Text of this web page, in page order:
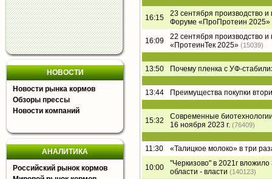
НОВОСТИ
Новости рынка кормов
Обзоры прессы
Новости компаний
АНАЛИТИКА
Российский рынок кормов
16:15
23 сентября производство
Форуме «ПроПротеин 2025»
16:09
22 сентября производство
«ПротеинТек 2025» (15039)
13:50 Почему пленка с УФ-
13:44 Преимущества покупки
15:32
Современные
16 ноября 2023 г. (76409)
11:30 «Талицкое молоко» в три
10:00
"Черкизово" в 2021г
области - власти (140123)